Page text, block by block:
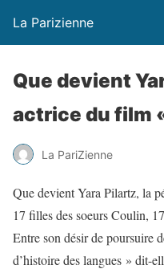
La Parizienne
Que devient
actrice du film
La PariZienne
Que devient Yara Pilartz, la
17 filles des soeurs Coulin,
Entre son désir de poursuire
d’histoire des langues » dit-